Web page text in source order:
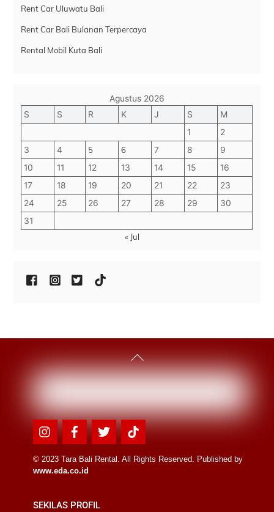
Rent Car Uluwatu Bali
Rent Car Bali Bulanan Terpercaya
Rental Mobil Kuta Bali
Agustus 2026
S
S R K J S
M
1
2
3
4 5 6 7 8
9
10
11 12 13 14 15
16
17
18 19 20 21 22
23
24
25 26 27 28 29
30
31
« Jul
Back
To
Top
Icon
Icon
Icon
Icon
© 2023 Tara Bali Rental. All Rights Reserved. Published by
www.eda.co.id
SEKILAS PROFIL